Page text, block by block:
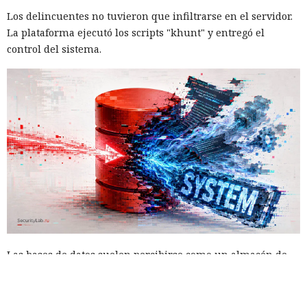
Los delincuentes no tuvieron que infiltrarse en el servidor.
La plataforma ejecutó los scripts "khunt" y entregó el
control del sistema.
Las bases de datos suelen percibirse como un almacén de